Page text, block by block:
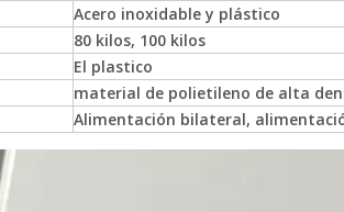
Acero inoxidable y plástico
80 kilos, 100 kilos
El plastico
material de polietileno de alta
Alimentación bilateral,